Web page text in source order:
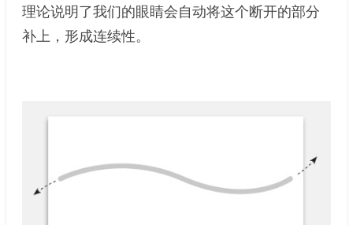
理论说明了我们的眼睛会自动将这个断开的部分
补上，形成连续性。